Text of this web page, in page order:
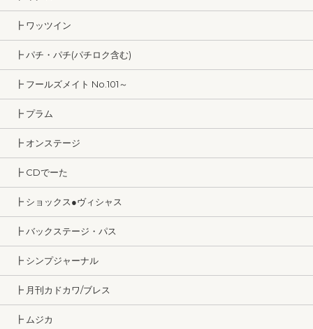
┣ ワッツイン
┣ パチ・パチ(パチロク含む)
┣ フールズメイト No.101～
┣ プラム
┣ オンステージ
┣ CDでーた
┣ ショックス●ヴィシャス
┣ バックステージ・パス
┣ シンプジャーナル
┣ 月刊カドカワ/ブレス
┣ ムジカ